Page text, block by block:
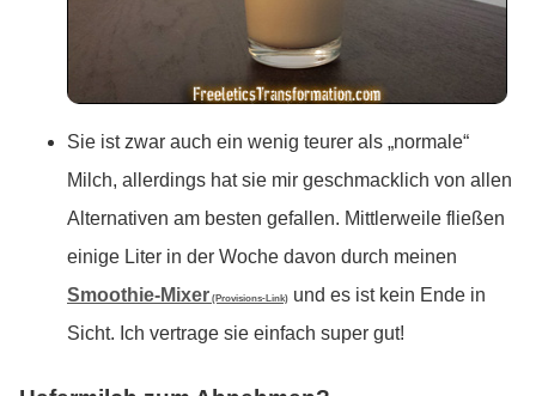
Sie ist zwar auch ein wenig teurer als „normale“
Milch, allerdings hat sie mir geschmacklich von allen
Alternativen am besten gefallen. Mittlerweile fließen
einige Liter in der Woche davon durch meinen
Smoothie-Mixer (Provisions-Link) und es ist kein Ende in
Sicht. Ich vertrage sie einfach super gut!